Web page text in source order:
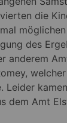
die
des
anderem
dem Amt